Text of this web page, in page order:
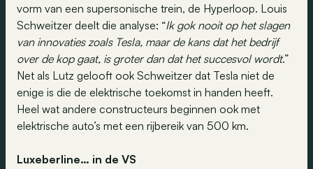
vorm van een supersonische trein, de Hyperloop. Louis
Schweitzer deelt die analyse: “Ik gok nooit op het slagen
van innovaties zoals Tesla, maar de kans dat het bedrijf
over de kop gaat, is groter dan dat het succesvol wordt.”
Net als Lutz gelooft ook Schweitzer dat Tesla niet de
enige is die de elektrische toekomst in handen heeft.
Heel wat andere constructeurs beginnen ook met
elektrische auto’s met een rijbereik van 500 km.
Luxeberline… in de VS